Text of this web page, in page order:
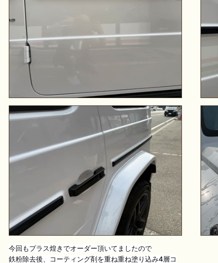
今回もプラス煌きでオーダー頂いてましたので
鉄粉除去後、コーティング剤を重ね重ね塗り込み4層コ